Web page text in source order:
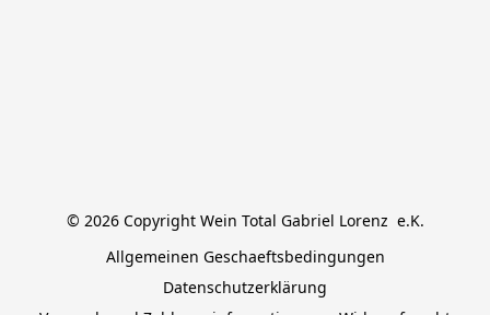
© 2026 Copyright Wein Total Gabriel Lorenz  e.K.
Allgemeinen Geschaeftsbedingungen
Datenschutzerklärung